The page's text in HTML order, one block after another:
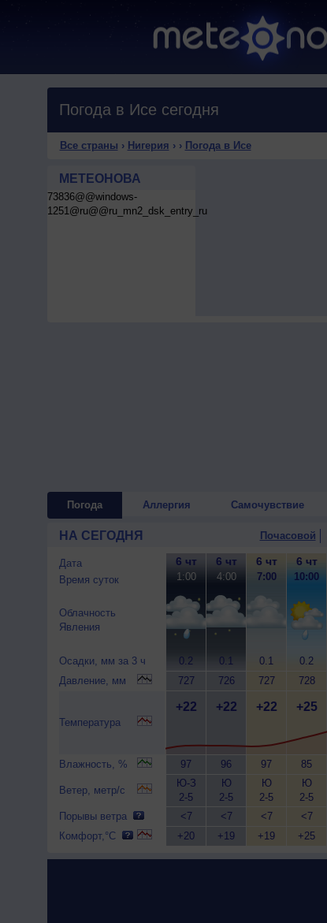
Погода в Исе сегодня
Все страны › Нигерия › › Погода в Исе
МЕТЕОНОВА
73836@@windows-
1251@ru@@ru_mn2_dsk_entry_ru
Погода Аллергия Самочувствие
НА СЕГОДНЯ Почасовой
Дата
Время суток
Облачность
Явления
Осадки, мм за 3 ч
Давление, мм
Температура
Влажность, %
Ветер, метр/с
Порывы ветра
Комфорт,°C
6 чт
1:00
0.2
727
+22
97
Ю-З
2-5
<7
+20
6 чт
4:00
0.1
726
+22
96
Ю
2-5
<7
+19
6 чт
7:00
0.1
727
+22
97
Ю
2-5
<7
+19
6 чт
10:00
0.2
728
+25
85
Ю
2-5
<7
+25